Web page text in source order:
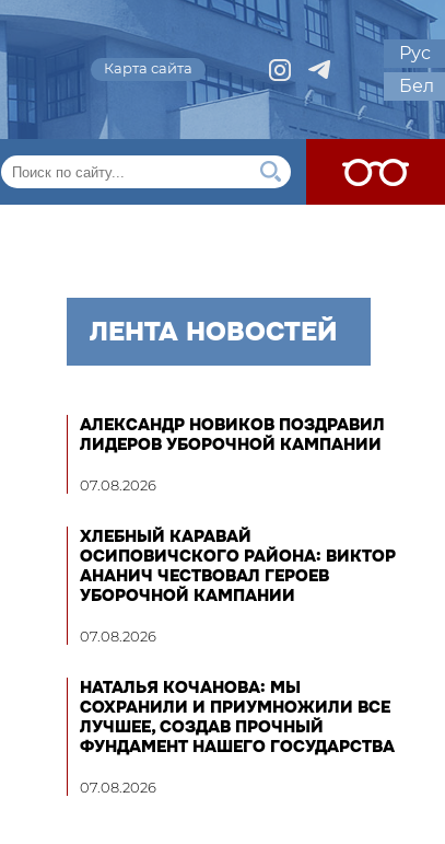
Карта сайта
Рус
Бел
ЛЕНТА НОВОСТЕЙ
АЛЕКСАНДР НОВИКОВ ПОЗДРАВИЛ
ЛИДЕРОВ УБОРОЧНОЙ КАМПАНИИ
07.08.2026
ХЛЕБНЫЙ КАРАВАЙ
ОСИПОВИЧСКОГО РАЙОНА: ВИКТОР
АНАНИЧ ЧЕСТВОВАЛ ГЕРОЕВ
УБОРОЧНОЙ КАМПАНИИ
07.08.2026
НАТАЛЬЯ КОЧАНОВА: МЫ
СОХРАНИЛИ И ПРИУМНОЖИЛИ ВСЕ
ЛУЧШЕЕ, СОЗДАВ ПРОЧНЫЙ
ФУНДАМЕНТ НАШЕГО ГОСУДАРСТВА
07.08.2026